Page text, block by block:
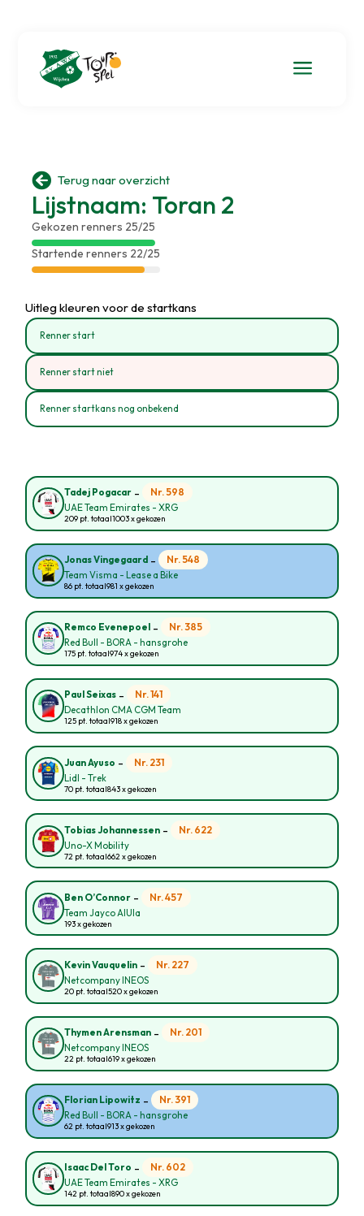
a
 Terug naar overzicht
Lijstnaam: Toran 2
Gekozen renners 25/25
Startende renners 22/25
Uitleg kleuren voor de startkans
Renner start
Renner start niet
Renner startkans nog onbekend
Tadej Pogacar - Nr. 598
UAE Team Emirates - XRG
209 pt. totaal1003 x gekozen
Jonas Vingegaard - Nr. 548
Team Visma - Lease a Bike
86 pt. totaal981 x gekozen
Remco Evenepoel - Nr. 385
Red Bull - BORA - hansgrohe
175 pt. totaal974 x gekozen
Paul Seixas - Nr. 141
Decathlon CMA CGM Team
125 pt. totaal918 x gekozen
Juan Ayuso - Nr. 231
Lidl - Trek
70 pt. totaal843 x gekozen
Tobias Johannessen - Nr. 622
Uno-X Mobility
72 pt. totaal662 x gekozen
Ben O’Connor - Nr. 457
Team Jayco AlUla
193 x gekozen
Kevin Vauquelin - Nr. 227
Netcompany INEOS
20 pt. totaal520 x gekozen
Thymen Arensman - Nr. 201
Netcompany INEOS
22 pt. totaal619 x gekozen
Florian Lipowitz - Nr. 391
Red Bull - BORA - hansgrohe
62 pt. totaal913 x gekozen
Isaac Del Toro - Nr. 602
UAE Team Emirates - XRG
142 pt. totaal890 x gekozen